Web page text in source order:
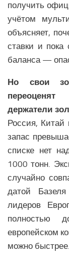
получить
учётом
объясняет,
ставки и пока
баланса —
Но свои
держатели
Россия,
запас
списке нет
1000 тонн.
случайно
датой
лидеров
полностью
европейском
можно быстрее.